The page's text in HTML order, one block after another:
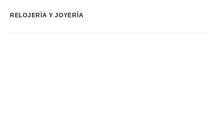
RELOJERÍA Y JOYERÍA